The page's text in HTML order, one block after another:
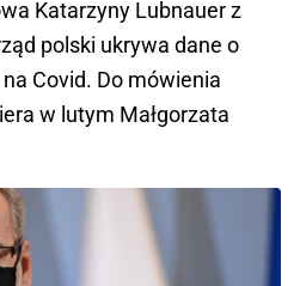
Katarzyny Lubnauer z
polski ukrywa dane o
Covid. Do mówienia
w lutym Małgorzata